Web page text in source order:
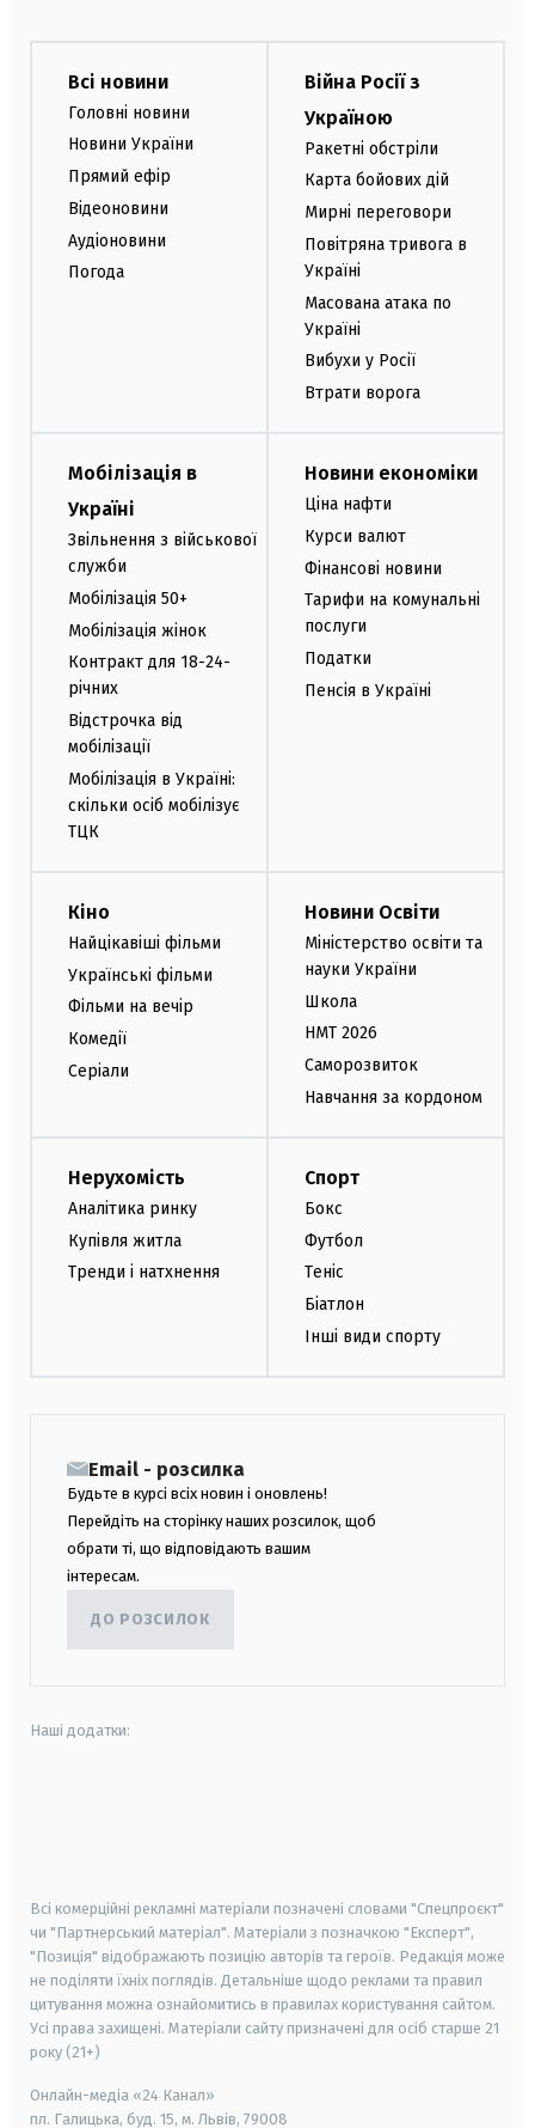
Всі новини
Головні новини
Новини України
Прямий ефір
Відеоновини
Аудіоновини
Погода
Війна Росії з
Україною
Ракетні обстріли
Карта бойових дій
Мирні переговори
Повітряна тривога в
Україні
Масована атака по
Україні
Вибухи у Росії
Втрати ворога
Мобілізація в
Україні
Звільнення з військової
служби
Мобілізація 50+
Мобілізація жінок
Контракт для 18-24-
річних
Відстрочка від
мобілізації
Мобілізація в Україні:
скільки осіб мобілізує
ТЦК
Новини економіки
Ціна нафти
Курси валют
Фінансові новини
Тарифи на комунальні
послуги
Податки
Пенсія в Україні
Кіно
Найцікавіші фільми
Українські фільми
Фільми на вечір
Комедії
Серіали
Новини Освіти
Міністерство освіти та
науки України
Школа
НМТ 2026
Саморозвиток
Навчання за кордоном
Нерухомість
Аналітика ринку
Купівля житла
Тренди і натхнення
Спорт
Бокс
Футбол
Теніс
Біатлон
Інші види спорту
Email - розсилка
Будьте в курсі всіх новин і оновлень!
Перейдіть на сторінку наших розсилок, щоб
обрати ті, що відповідають вашим
інтересам.
ДО РОЗСИЛОК
Наші додатки:
Всі комерційні рекламні матеріали позначені словами "Спецпроєкт"
чи "Партнерський матеріал". Матеріали з позначкою "Експерт",
"Позиція" відображають позицію авторів та героїв. Редакція може
не поділяти їхніх поглядів. Детальніше щодо реклами та правил
цитування можна ознайомитись в правилах користування сайтом.
Усі права захищені. Матеріали сайту призначені для осіб старше 21
року (21+)
Онлайн-медіа «24 Канал»
пл. Галицька, буд. 15, м. Львів, 79008